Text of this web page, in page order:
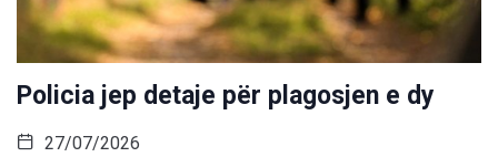
Policia jep detaje për plagosjen e dy
27/07/2026